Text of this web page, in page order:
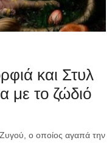
και Στυλ
με το ζώδιό
ο οποίος αγαπά την